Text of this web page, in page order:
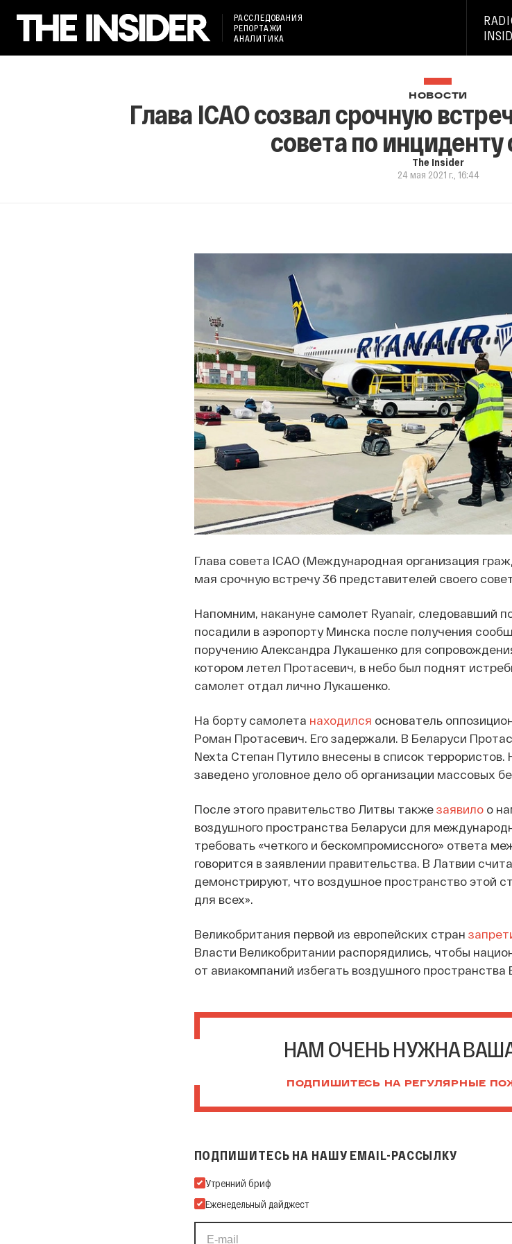
РАССЛЕДОВАНИЯ
РЕПОРТАЖИ
АНАЛИТИКА
НОВОСТИ
Глава ICAO созвал срочную
совета по инциденту
The Insider
24 мая 2021 г., 16:44
Глава совета ICAO (Международная организация
мая срочную встречу 36 представителей своего
Напомним, накануне самолет Ryanair, следовавший
посадили в аэропорту Минска после получения
поручению Александра Лукашенко для
котором летел Протасевич, в небо был поднят
самолет отдал лично Лукашенко.
На борту самолета находился основатель
Роман Протасевич. Его задержали. В Беларуси
Nexta Степан Путило внесены в список
заведено уголовное дело об организации массовых
После этого правительство Литвы также заявилоо
воздушного пространства Беларуси для
требовать «четкого и бескомпромиссного» ответа
говорится в заявлении правительства. В Латвии
демонстрируют, что воздушное пространство этой
для всех».
Великобритания первой из европейских стран
Власти Великобритании распорядились, чтобы
от авиакомпаний избегать воздушного пространства
НАМ ОЧЕНЬ НУЖНА
ПОДПИШИТЕСЬ НА РЕГУЛЯРНЫЕ
ПОДПИШИТЕСЬ НА НАШУ EMAIL-РАССЫЛКУ
Подпишитесь на нашу Email-рассылку
Утренний бриф
Еженедельный дайджест